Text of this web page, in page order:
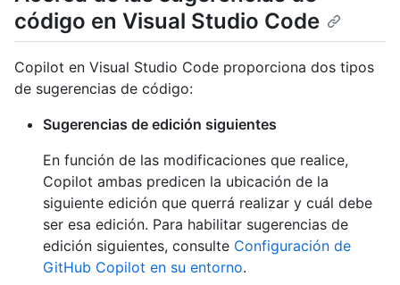
código en Visual Studio Code
Copilot en Visual Studio Code proporciona dos tipos
de sugerencias de código:
Sugerencias de edición siguientes
En función de las modificaciones que realice,
Copilot ambas predicen la ubicación de la
siguiente edición que querrá realizar y cuál debe
ser esa edición. Para habilitar sugerencias de
edición siguientes, consulte Configuración de
GitHub Copilot en su entorno.